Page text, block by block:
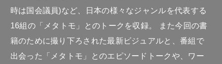
時は国会議員)など、日本の様々なジャンルを代表する
16組の「メタトモ」とのトークを収録。 また今回の書
籍のために撮り下ろされた最新ビジュアルと、番組で
出会った「メタトモ」とのエピソードトークや、ワー